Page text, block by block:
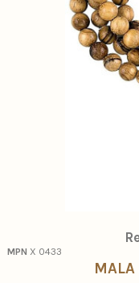
MPN X 0433
MALA